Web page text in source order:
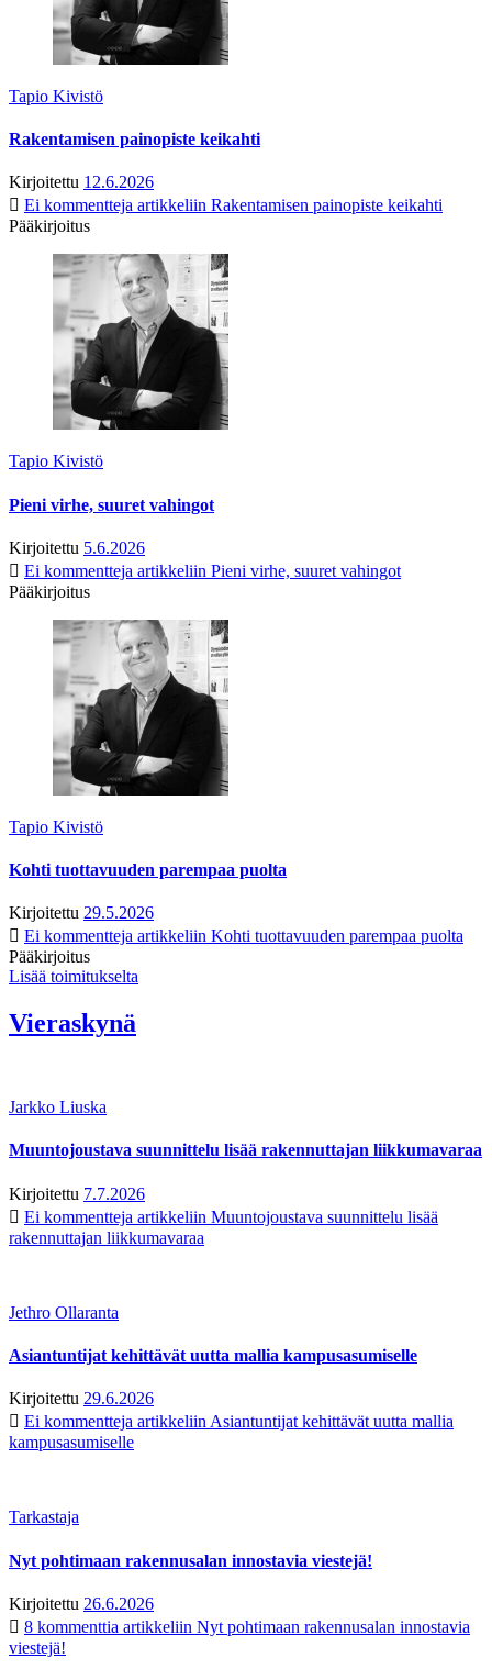
Tapio Kivistö
Rakentamisen painopiste keikahti
Kirjoitettu 12.6.2026
Ei kommentteja artikkeliin Rakentamisen painopiste keikahti
Pääkirjoitus
Tapio Kivistö
Pieni virhe, suuret vahingot
Kirjoitettu 5.6.2026
Ei kommentteja artikkeliin Pieni virhe, suuret vahingot
Pääkirjoitus
Tapio Kivistö
Kohti tuottavuuden parempaa puolta
Kirjoitettu 29.5.2026
Ei kommentteja artikkeliin Kohti tuottavuuden parempaa puolta
Pääkirjoitus
Lisää toimitukselta
Vieraskynä
Jarkko Liuska
Muuntojoustava suunnittelu lisää rakennuttajan liikkumavaraa
Kirjoitettu 7.7.2026
Ei kommentteja artikkeliin Muuntojoustava suunnittelu lisää
rakennuttajan liikkumavaraa
Jethro Ollaranta
Asiantuntijat kehittävät uutta mallia kampusasumiselle
Kirjoitettu 29.6.2026
Ei kommentteja artikkeliin Asiantuntijat kehittävät uutta mallia
kampusasumiselle
Tarkastaja
Nyt pohtimaan rakennusalan innostavia viestejä!
Kirjoitettu 26.6.2026
8 kommenttia artikkeliin Nyt pohtimaan rakennusalan innostavia
viestejä!